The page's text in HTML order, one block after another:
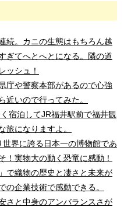
続。カニの生態はもちろん越
ぎてへとへとになる。隣の道
ッシュ！
庁や警察本部があるので心強
近いので行ってみた。
宿泊してJR福井駅前で福井観
旅になりますよ。
界に誇る日本一の博物館であ
！実物大の動く恐竜に感動！
で織物の歴史と凄さと未来が
の企業技術で感動できる。
さと中身のアンバランスさが